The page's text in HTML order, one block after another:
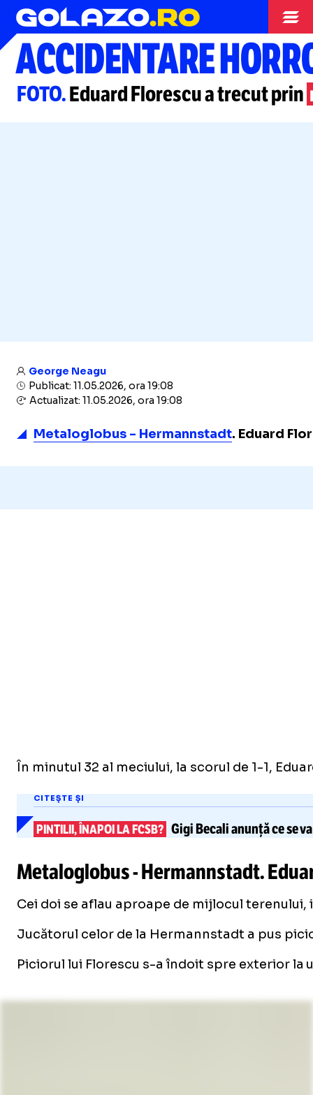
Superliga
ACCIDENTARE
FOTO.Eduard Florescu a trecut prin
George Neagu
Publicat: 11.05.2026, ora 19:08
Actualizat: 11.05.2026, ora 19:08
Metaloglobus - Hermannstadt. Eduard
În minutul 32 al meciului, la scorul de 1-1,
CITEȘTE ȘI
PINTILII, ÎNAPOI LA FCSB? Gigi Becali anunță ce se
Metaloglobus - Hermannstadt.
Cei doi se aflau aproape de mijlocul terenului,
Jucătorul celor de la Hermannstadt a pus
Piciorul lui Florescu s-a îndoit spre exterior